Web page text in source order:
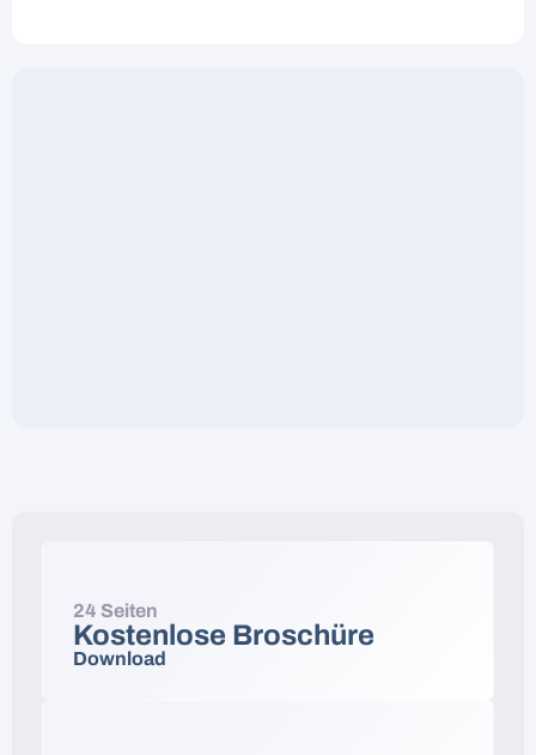
24 Seiten
Kostenlose Broschüre
Download